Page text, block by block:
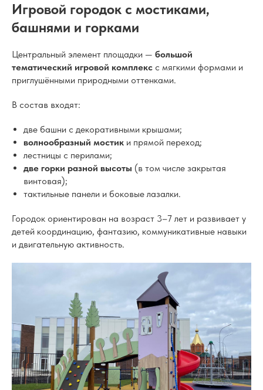
Игровой городок с мостиками,
башнями и горками
Центральный элемент площадки — большой
тематический игровой комплекс с мягкими формами и
приглушёнными природными оттенками.
В состав входят:
две башни с декоративными крышами;
волнообразный мостик и прямой переход;
лестницы с перилами;
две горки разной высоты (в том числе закрытая
винтовая);
тактильные панели и боковые лазалки.
Городок ориентирован на возраст 3–7 лет и развивает у
детей координацию, фантазию, коммуникативные навыки
и двигательную активность.